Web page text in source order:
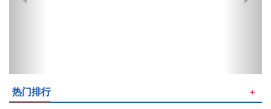
热门排行 ＋